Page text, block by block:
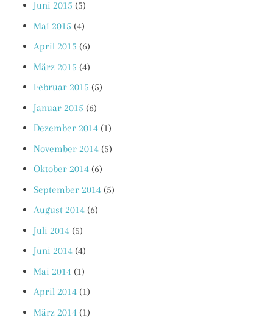
Juni 2015 (5)
Mai 2015 (4)
April 2015 (6)
März 2015 (4)
Februar 2015 (5)
Januar 2015 (6)
Dezember 2014 (1)
November 2014 (5)
Oktober 2014 (6)
September 2014 (5)
August 2014 (6)
Juli 2014 (5)
Juni 2014 (4)
Mai 2014 (1)
April 2014 (1)
März 2014 (1)